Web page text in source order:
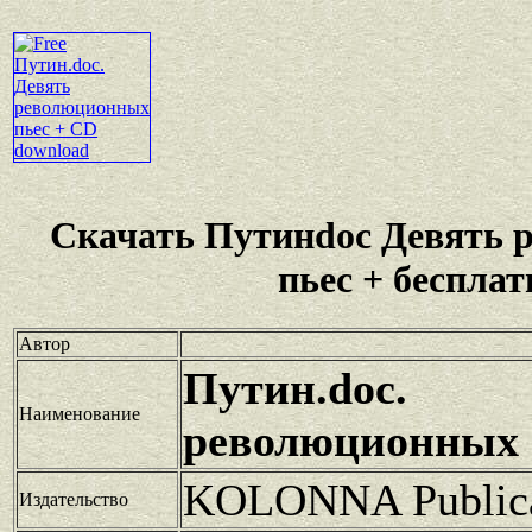
Скачать Путинdoc Девять
пьес +
Автор
Наименование
революционных
Издательство KOLONNA